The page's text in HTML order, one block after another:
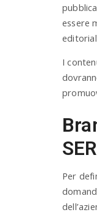
essere
I
Per